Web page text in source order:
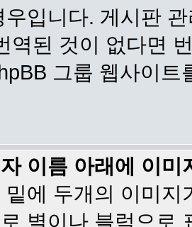
우입니다. 게시판
역된 것이 없다면
그룹 웹사이
이름 아래에 이미
밑에 두개의 이미
별이나 블럭으로